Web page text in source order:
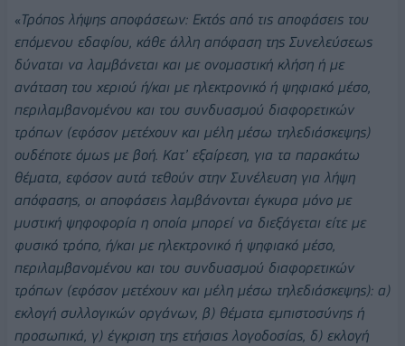
«Τρόπος λήψης αποφάσεων: Εκτός από τις αποφάσεις του
επόμενου εδαφίου, κάθε άλλη απόφαση της Συνελεύσεως
δύναται να λαμβάνεται και με ονομαστική κλήση ή με
ανάταση του χεριού ή/και με ηλεκτρονικό ή ψηφιακό μέσο,
περιλαμβανομένου και του συνδυασμού διαφορετικών
τρόπων (εφόσον μετέχουν και μέλη μέσω τηλεδιάσκεψης)
ουδέποτε όμως με βοή. Κατ’ εξαίρεση, για τα παρακάτω
θέματα, εφόσον αυτά τεθούν στην Συνέλευση για λήψη
απόφασης, οι αποφάσεις λαμβάνονται έγκυρα μόνο με
μυστική ψηφοφορία η οποία μπορεί να διεξάγεται είτε με
φυσικό τρόπο, ή/και με ηλεκτρονικό ή ψηφιακό μέσο,
περιλαμβανομένου και του συνδυασμού διαφορετικών
τρόπων (εφόσον μετέχουν και μέλη μέσω τηλεδιάσκεψης): α)
εκλογή συλλογικών οργάνων, β) θέματα εμπιστοσύνης ή
προσωπικά, γ) έγκριση της ετήσιας λογοδοσίας, δ) εκλογή